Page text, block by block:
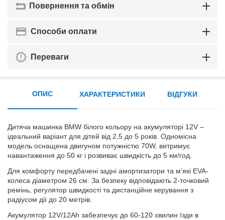
Повернення та обмін
Способи оплати
Переваги
ОПИС
Дитяча машинка BMW білого кольору на акумуляторі 12V –
ідеальний варіант для дітей від 2,5 до 5 років. Одномісна
модель оснащена двигуном потужністю 70W, витримує
навантаження до 50 кг і розвиває швидкість до 5 км/год.
Для комфорту передбачені задні амортизатори та м’які EVA-
колеса діаметром 26 см. За безпеку відповідають 2-точковий
ремінь, регулятор швидкості та дистанційне керування з
радіусом дії до 20 метрів.
Акумулятор 12V/12Ah забезпечує до 60-120 хвилин їзди в
ХАРАКТЕРИСТИКИ ВІДГУКИ